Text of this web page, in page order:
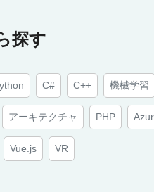
探す
C# C++ 機械学習
アーキテクチャ PHP
Vue.js VR